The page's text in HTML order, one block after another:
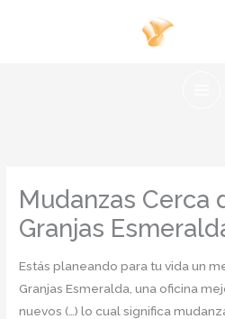
Mudanzas Cerca
Granjas
Estás planeando para tu vida un
Granjas Esmeralda, una oficina
nuevos (…) lo cual significa